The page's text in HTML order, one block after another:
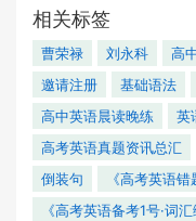
相关标签
曹荣禄 刘永科 高
邀请注册
基础语法
高中英语晨读晚练
英
高考英语真题资讯总汇
倒装句
《高考英语错
《高考英语备考1号·词汇